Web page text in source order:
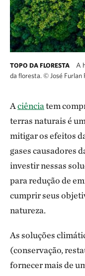
TOPO DA FLORESTA
A
da floresta. © José
Aciênciatem
terras naturais é
mitigar os efeitos
gases causadores
investir nessas
para redução de
cumprir seus
natureza.
As soluções
(conservação,
fornecer mais de